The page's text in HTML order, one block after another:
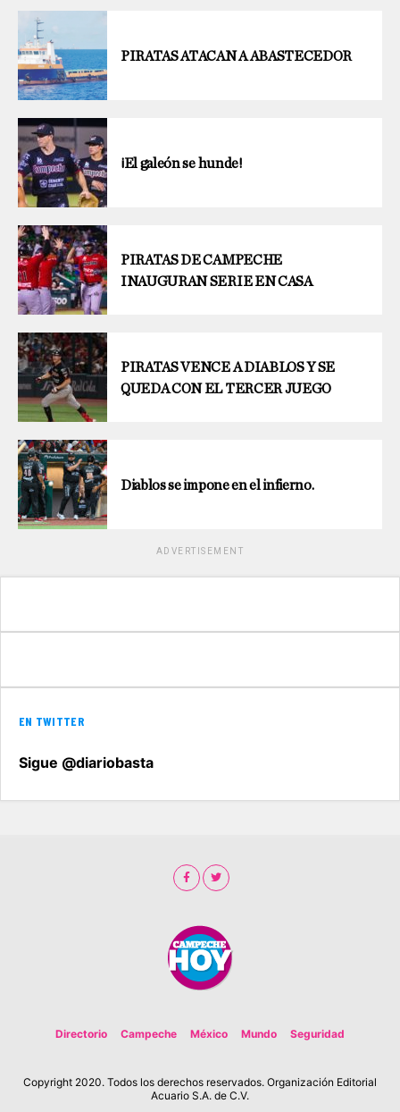
PIRATAS ATACAN A ABASTECEDOR
¡El galeón se hunde!
PIRATAS DE CAMPECHE
INAUGURAN SERIE EN CASA
PIRATAS VENCE A DIABLOS Y SE
QUEDA CON EL TERCER JUEGO
Diablos se impone en el infierno.
ADVERTISEMENT
EN TWITTER
Sigue @diariobasta
Directorio Campeche México Mundo Seguridad
Copyright 2020. Todos los derechos reservados. Organización Editorial
Acuario S.A. de C.V.